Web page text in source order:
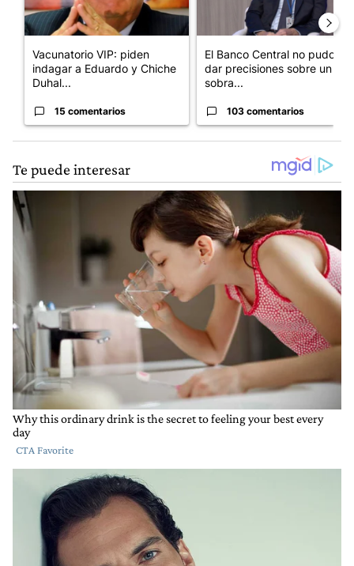
Vacunatorio VIP: piden
indagar a Eduardo y Chiche
Duhal...
15 comentarios
El Banco Central no pudo
dar precisiones sobre un
sobra...
103 comentarios